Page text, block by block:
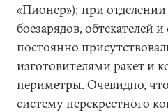
«Пионер»); при
боезарядов,
постоянно
изготовителями ракет и
периметры. Очевидно,
систему перекрестного